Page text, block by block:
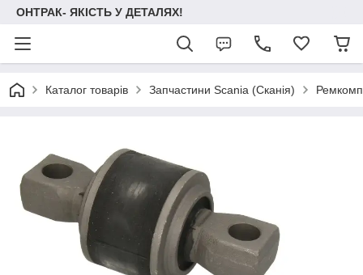
ОНТРАК- ЯКІСТЬ У ДЕТАЛЯХ!
Каталог товарів Запчастини Scania (Сканія)